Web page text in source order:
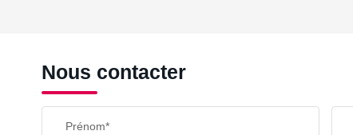
TAXE FONCIÈRE
Nous contacter
Prénom*